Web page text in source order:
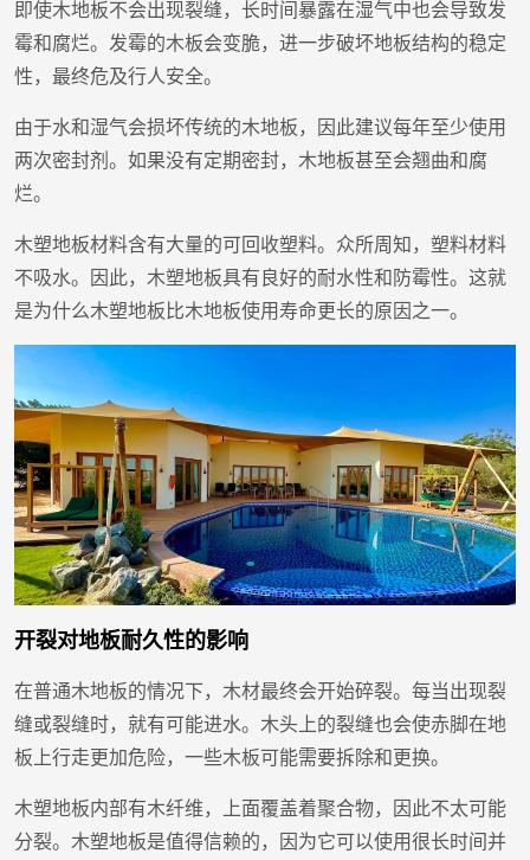
即使木地板不会出现裂缝，长时间暴露在湿气中也会导致发
霉和腐烂。发霉的木板会变脆，进一步破坏地板结构的稳定
性，最终危及行人安全。
由于水和湿气会损坏传统的木地板，因此建议每年至少使用
两次密封剂。如果没有定期密封，木地板甚至会翘曲和腐
烂。
木塑地板材料含有大量的可回收塑料。众所周知，塑料材料
不吸水。因此，木塑地板具有良好的耐水性和防霉性。这就
是为什么木塑地板比木地板使用寿命更长的原因之一。
开裂对地板耐久性的影响
在普通木地板的情况下，木材最终会开始碎裂。每当出现裂
缝或裂缝时，就有可能进水。木头上的裂缝也会使赤脚在地
板上行走更加危险，一些木板可能需要拆除和更换。
木塑地板内部有木纤维，上面覆盖着聚合物，因此不太可能
分裂。木塑地板是值得信赖的，因为它可以使用很长时间并